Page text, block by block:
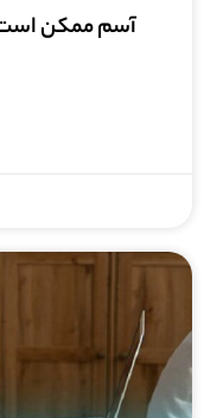
آسم ممکن است